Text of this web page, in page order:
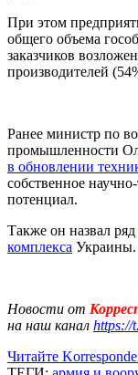
При этом
общего объема
заказчиков
производителей
Ранее министр по
промышленности
в обновлении
собственное
потенциал.
Также он назвал ряд
комплекса Украины.
Новости от
на наш канал https://
Читайте